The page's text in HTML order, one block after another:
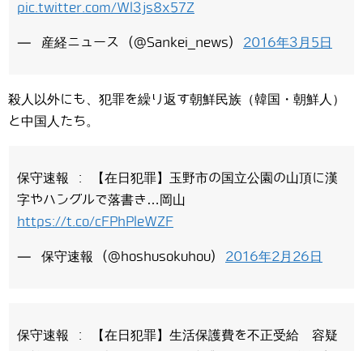
pic.twitter.com/Wl3js8x57Z
— 産経ニュース (@Sankei_news) 2016年3月5日
殺人以外にも、犯罪を繰り返す朝鮮民族（韓国・朝鮮人）
と中国人たち。
保守速報 : 【在日犯罪】玉野市の国立公園の山頂に漢
字やハングルで落書き…岡山
https://t.co/cFPhPleWZF
— 保守速報 (@hoshusokuhou) 2016年2月26日
保守速報 : 【在日犯罪】生活保護費を不正受給 容疑